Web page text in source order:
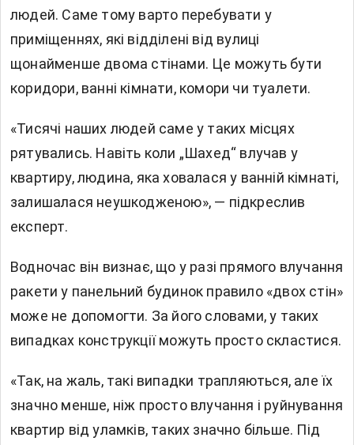
людей. Саме тому варто перебувати у
приміщеннях, які відділені від вулиці
щонайменше двома стінами. Це можуть бути
коридори, ванні кімнати, комори чи туалети.
«Тисячі наших людей саме у таких місцях
рятувались. Навіть коли „Шахед“ влучав у
квартиру, людина, яка ховалася у ванній кімнаті,
залишалася неушкодженою», — підкреслив
експерт.
Водночас він визнає, що у разі прямого влучання
ракети у панельний будинок правило «двох стін»
може не допомогти. За його словами, у таких
випадках конструкції можуть просто скластися.
«Так, на жаль, такі випадки трапляються, але їх
значно менше, ніж просто влучання і руйнування
квартир від уламків, таких значно більше. Під